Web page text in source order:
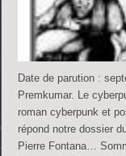
Date de parution :
Premkumar. Le
roman cyberpunk et
répond notre dossier
Pierre Fontana…